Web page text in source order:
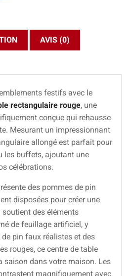
AVIS (0)
festifs avec le
rectangulaire rouge, une
conçue qui rehausse
Mesurant un impressionnant
allongé est parfait pour
les buffets, ajoutant une
célébrations.
des pommes de pin
disposées pour créer une
des éléments
de feuillage artificiel, y
pin faux réalistes et des
rouges, ce centre de table
saison dans votre maison. Les
magnifiquement avec